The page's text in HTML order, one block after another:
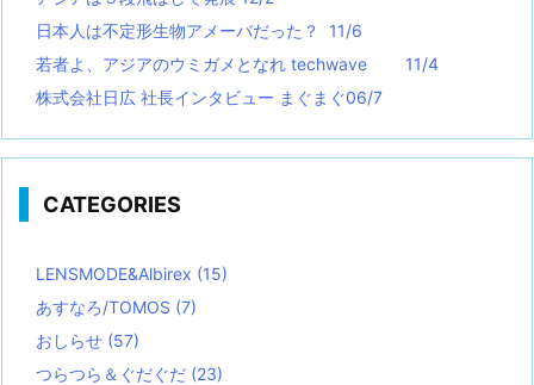
日本人は不定形生物アメーバだった？ 11/6
若者よ、アジアのウミガメとなれ techwave
11/4
株式会社日広 社長インタビュー まぐまぐ06/7
CATEGORIES
LENSMODE&Albirex (15)
あすなろ/TOMOS (7)
おしらせ (57)
つらつら＆ぐだぐだ (23)